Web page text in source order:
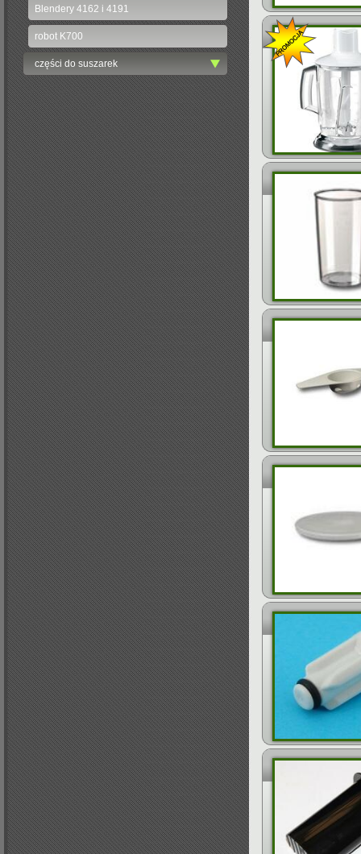
Blendery 4162 i 4191
robot K700
części do suszarek